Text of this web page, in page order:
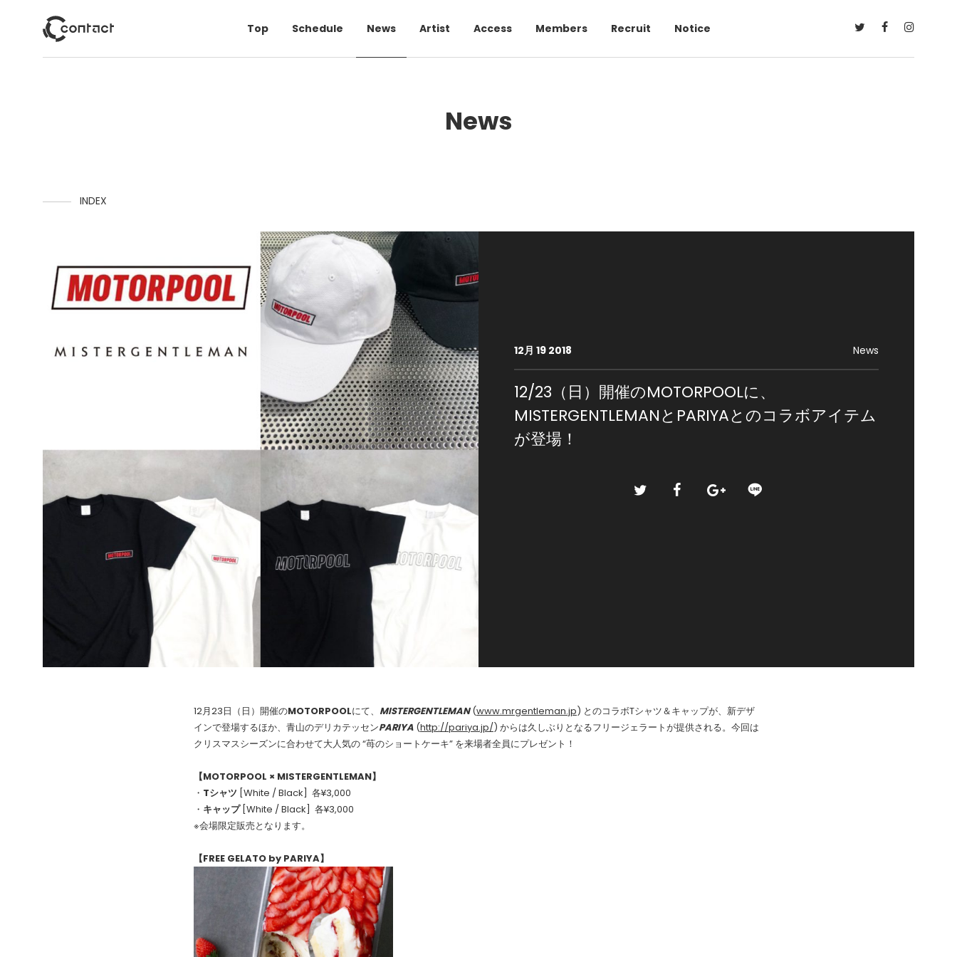
Top Schedule News Artist Access Members Recruit Notice
News
INDEX
12月 19 2018 News
12/23（日）開催のMOTORPOOLに、
MISTERGENTLEMANとPARIYAとのコラボアイテム
が登場！
12月23日（日）開催のMOTORPOOLにて、 MISTERGENTLEMAN(www.mrgentleman.jp) とのコラボTシャツ＆キャップが、新デザ
インで登場するほか、青山のデリカテッセンPARIYA (http://pariya.jp/) からは久しぶりとなるフリージェラートが提供される。今回は
クリスマスシーズンに合わせて大人気の “苺のショートケーキ” を来場者全員にプレゼント！
【MOTORPOOL × MISTERGENTLEMAN】
・ Tシャツ [White / Black] 各¥3,000
・ キャップ[White / Black] 各¥3,000
※会場限定販売となります。
【FREE GELATO by PARIYA】